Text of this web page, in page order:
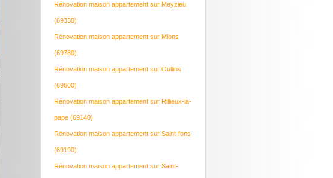
Rénovation maison appartement sur Meyzieu
(69330)
Rénovation maison appartement sur Mions
(69780)
Rénovation maison appartement sur Oullins
(69600)
Rénovation maison appartement sur Rillieux-la-
pape (69140)
Rénovation maison appartement sur Saint-fons
(69190)
Rénovation maison appartement sur Saint-